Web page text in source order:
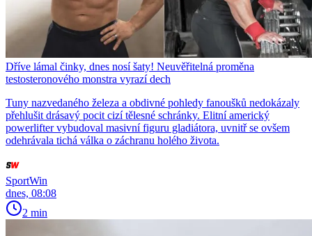
Dříve lámal činky, dnes nosí šaty! Neuvěřitelná proměna
testosteronového monstra vyrazí dech
Tuny nazvedaného železa a obdivné pohledy fanoušků nedokázaly
přehlušit drásavý pocit cizí tělesné schránky. Elitní americký
powerlifter vybudoval masivní figuru gladiátora, uvnitř se ovšem
odehrávala tichá válka o záchranu holého života.
SportWin
dnes, 08:08
2 min